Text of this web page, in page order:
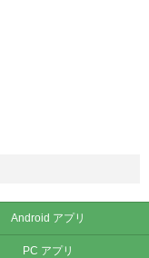
Android アプリ
PC アプリ